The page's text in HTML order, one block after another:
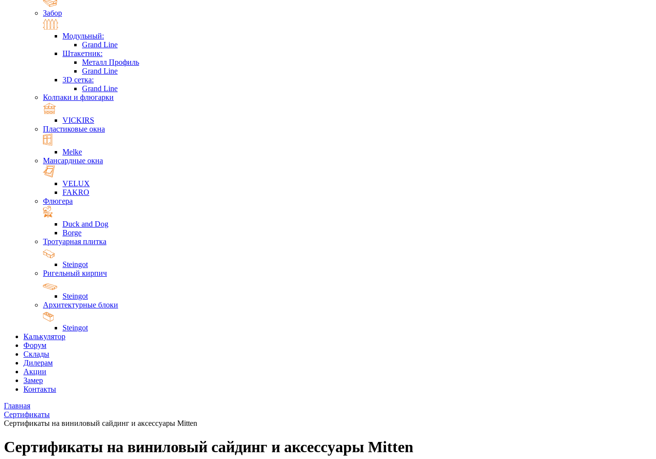
Забор
Модульный:
Grand Line
Штакетник:
Металл Профиль
Grand Line
3D сетка:
Grand Line
Колпаки и флюгарки
VICKIRS
Пластиковые окна
Melke
Мансардные окна
VELUX
FAKRO
Флюгера
Duck and Dog
Borge
Тротуарная плитка
Steingot
Ригельный кирпич
Steingot
Архитектурные блоки
Steingot
Калькулятор
Форум
Склады
Дилерам
Акции
Замер
Контакты
Главная
Сертификаты
Сертификаты на виниловый сайдинг и аксессуары Mitten
Сертификаты на виниловый сайдинг и аксессуары Mitten